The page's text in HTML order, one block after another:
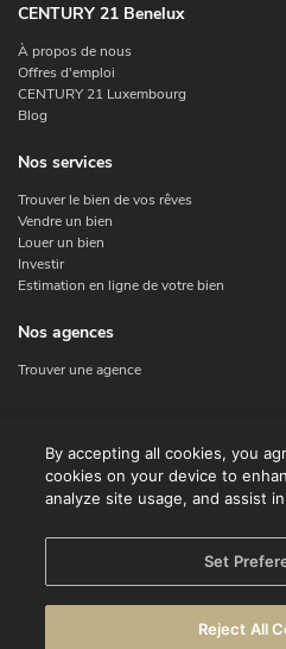
CENTURY 21 Benelux
À propos de nous
Offres d'emploi
CENTURY 21 Luxembourg
Blog
Nos services
Trouver le bien de vos rêves
Vendre un bien
Louer un bien
Investir
Estimation en ligne de votre bien
Nos agences
Trouver une agence
Contact
Facebook
By accepting all cookies, you
cookies on your device to
analyze site usage, and assist
Set
Reject All